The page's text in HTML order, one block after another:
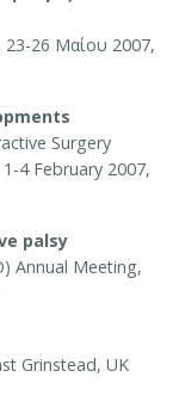
23-26 Μαίου 2007,
Surgery
4 February 2007,
palsy
Annual Meeting,
Grinstead, UK